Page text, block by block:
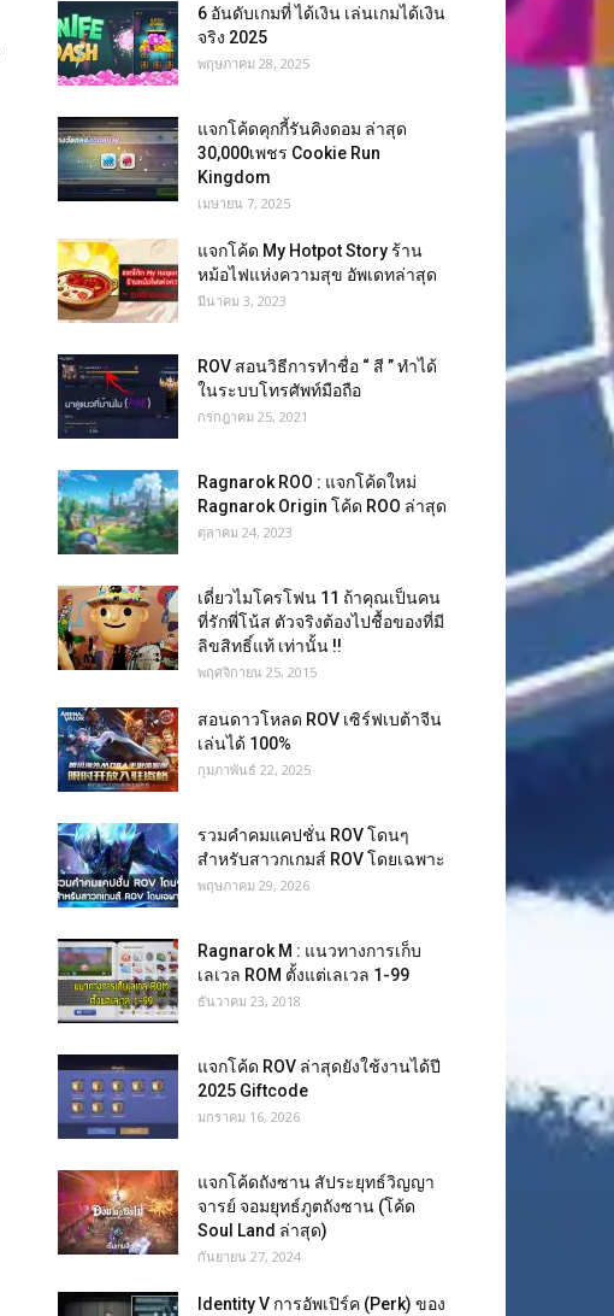
6 อันดับเกมที่ ได้เงิน เล่นเกมได้เงิน
จริง 2025
พฤษภาคม 28, 2025
แจกโค้ดคุกกี้รันคิงดอม ล่าสุด
30,000เพชร Cookie Run
Kingdom
เมษายน 7, 2025
แจกโค้ด My Hotpot Story ร้าน
หม้อไฟแห่งความสุข อัพเดทล่าสุด
มีนาคม 3, 2023
ROV สอนวิธีการทำชื่อ “ สี ” ทำได้
ในระบบโทรศัพท์มือถือ
กรกฎาคม 25, 2021
Ragnarok ROO : แจกโค้ดใหม่
Ragnarok Origin โค้ด ROO ล่าสุด
ตุลาคม 24, 2023
เดี่ยวไมโครโฟน 11 ถ้าคุณเป็นคน
ที่รักพี่โน้ส ตัวจริงต้องไปชื้อของที่มี
ลิขสิทธิ์แท้ เท่านั้น !!
พฤศจิกายน 25, 2015
สอนดาวโหลด ROV เซิร์ฟเบต้าจีน
เล่นได้ 100%
กุมภาพันธ์ 22, 2025
รวมคำคมแคปชั่น ROV โดนๆ
สำหรับสาวกเกมส์ ROV โดยเฉพาะ
พฤษภาคม 29, 2026
Ragnarok M : แนวทางการเก็บ
เลเวล ROM ตั้งแต่เลเวล 1-99
ธันวาคม 23, 2018
แจกโค้ด ROV ล่าสุดยังใช้งานได้ปี
2025 Giftcode
มกราคม 16, 2026
แจกโค้ดถังซาน สัประยุทธ์วิญญา
จารย์ จอมยุทธ์ภูตถังซาน (โค้ด
Soul Land ล่าสุด)
กันยายน 27, 2024
Identity V การอัพเปิร์ค (Perk) ของ